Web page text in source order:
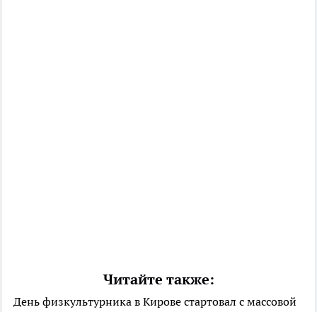
Читайте также:
День физкультурника в Кирове стартовал с массовой